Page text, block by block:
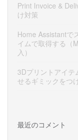
Print Invoice &
け対策
Home Assistantで
イムで取得する（
入）
3Dプリントアイテ
せるギミックをつ
最近のコメント